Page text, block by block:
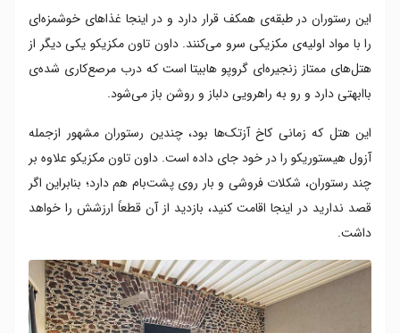
این رستوران در طبقه‌ی همکف قرار دارد و در اینجا غذاهای خوشمزه‌ای‌
را با مواد اولیه‌ی مکزیکی سرو می‌کنند. داون تاون مکزیکو یکی دیگر از
هتل‌های ممتاز زنجیره‌ای گروپو هابیتا است که درب مرصع‌کاری شده‌ی
باابهتی دارد و رو به راهرویی دلباز و روشن باز می‌شود.
این هتل که زمانی کاخ آزتک‌ها بود، چندین رستوران مشهور ازجمله
آزول هیستوریکو را در خود جای داده است. داون تاون مکزیکو علاوه بر
چند رستوران، شکلات فروشی و بار روی پشت‌بام هم دارد؛ بنابراین اگر
قصد ندارید در اینجا اقامت کنید، بازدید از آن قطعاً ارزشش را خواهد
داشت.